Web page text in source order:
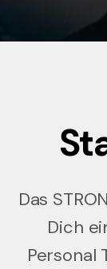
Das
Dich
Personal